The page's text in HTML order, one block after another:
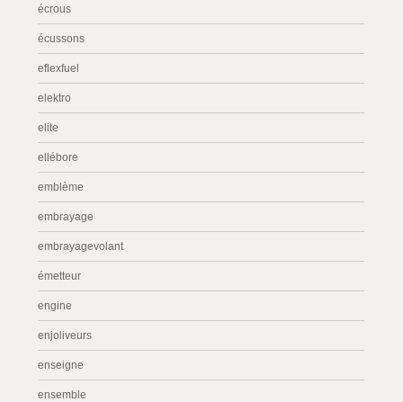
écrous
écussons
eflexfuel
elektro
elite
ellébore
emblème
embrayage
embrayagevolant
émetteur
engine
enjoliveurs
enseigne
ensemble